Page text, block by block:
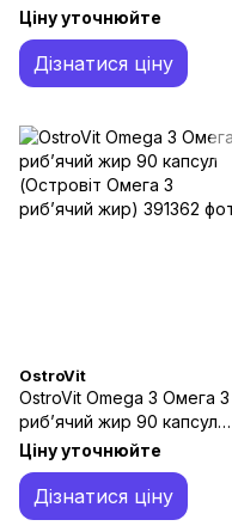
Колеус Форсколії)
Ціну уточнюйте
Дізнатися ціну
OstroVit
OstroVit Omega 3 Омега 3
риб’ячий жир 90 капсул
(Островіт Омега 3
риб’ячий жир)
Ціну уточнюйте
Дізнатися ціну